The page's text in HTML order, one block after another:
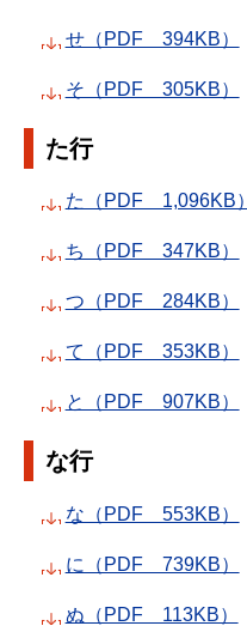
せ（PDF 394KB）
そ（PDF 305KB）
た行
た（PDF 1,096KB）
ち（PDF 347KB）
つ（PDF 284KB）
て（PDF 353KB）
と（PDF 907KB）
な行
な（PDF 553KB）
に（PDF 739KB）
ぬ（PDF 113KB）